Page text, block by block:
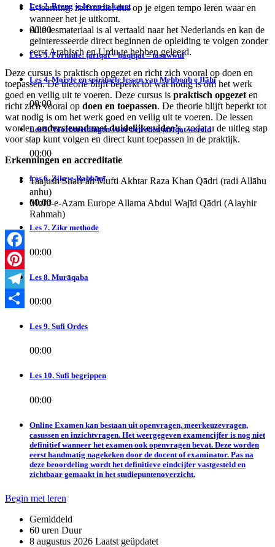
E-learning: zelfstudie, dus op je eigen tempo leren waar en
wanneer het je uitkomt.
Alle lesmateriaal is al vertaald naar het Nederlands en kan de
geïnteresseerde direct beginnen de opleiding te volgen zonder
eerst Arabisch en Urdu te hebben geleerd.
Deze cursus is praktisch opgezet en richt zich vooral op doen en
toepassen. De theorie blijft beperkt tot wat nodig is om het werk
goed en veilig uit te voeren. Deze cursus is praktisch opgezet en
richt zich vooral op doen en toepassen. De theorie blijft beperkt tot
wat nodig is om het werk goed en veilig uit te voeren. De lessen
wordenondersteund met duidelijke video’s, zodat u de uitleg stap
voor stap kunt volgen en direct kunt toepassen in de praktijk.
Erkenningen en accreditatie
Taajush Shari’ah Mufti Akhtar Raza Khan Qādri (radi Allāhu
anhu)
Mufti-e-Azam Europe Allama Abdul Wajīd Qādri (Alayhir
Rahmah)
Facebook
Pinterest
Telegram
Les 2. Breng je leven in kaart
00:00
Les 3. Formule: ṭarīqat + ḥaqīqat = tasawwuf
Les 4. Morele en spirituele lessen van Mehboob e Ilāhī
00:00
Les 5. Voorbereidingen voor betreden ṭarīqat wereld
00:00
Les 6. Zikr-e-Rabbānī
00:00
Les 7. Zikr methode
00:00
Les 8. Murāqaba
00:00
Les 9. Sufi Ordes
00:00
Les 10. Sufi begrippen
00:00
Online Examen kan bestaan uit openvragen, meerkeuzevragen,
casussen en inzichtvragen. Het weergegeven examencijfer is nog niet
definitief wanneer het examen ook openvragen bevat. Deze worden
eerst handmatig nagekeken door de docent of examinator. Pas na
deze beoordeling wordt het definitieve eindcijfer vastgesteld en
zichtbaar gemaakt in het studiepuntenoverzicht.
Begin met leren
Gemiddeld
60 uren Duur
8 augustus 2026 Laatst geüpdatet